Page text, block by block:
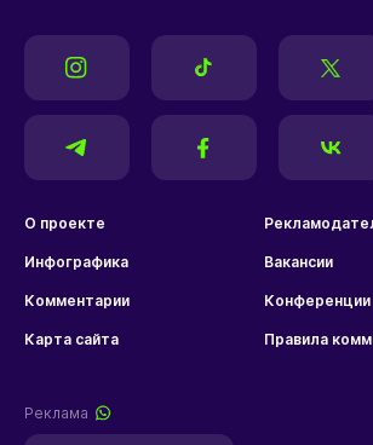
О проекте
Инфографика Вакансии
Комментарии Конференции
Карта сайта Правила
Реклама